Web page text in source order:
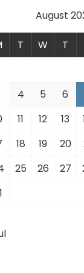
August
T W T
4 5 6
11 12 13
18 19 20
25 26 27